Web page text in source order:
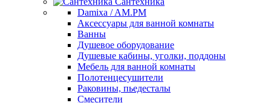
Damixa / AM.PM
Аксессуары для ванной комнаты
Ванны
Душевое оборудование
Душевые кабины, уголки, поддоны
Мебель для ванной комнаты
Полотенцесушители
Раковины, пьедесталы
Смесители